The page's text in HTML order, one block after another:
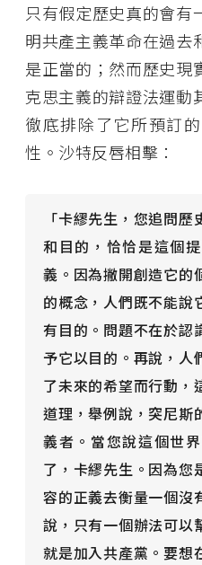
只有假定歷史真的會有
明共產主義革命在過去
是正當的；然而歷史現
克思主義的辯證法運動
徹底排除了它所預訂
性。沙特反唇相擊：
「卡繆先生，您追問
和目的，恰恰是這個
義。因為撇開創造它的
的概念，人們既不能說
有目的。問題不在於認
予它以目的。再說，人
了未來的希望而行動，
道理，舉例說，突尼斯
義者。當您說這個世
了，卡繆先生。因為您
容的正義去衡量一個沒
說，只有一個辦法可以
就是加入共產黨。要想